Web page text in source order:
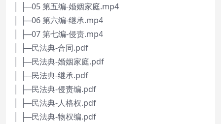
│ ├─05 第五编-婚姻家庭.mp4
│ ├─06 第六编-继承.mp4
│ ├─07 第七编-侵责.mp4
│ ├─民法典-合同.pdf
│ ├─民法典-婚姻家庭.pdf
│ ├─民法典-继承.pdf
│ ├─民法典-侵责编.pdf
│ ├─民法典-人格权.pdf
│ ├─民法典-物权编.pdf